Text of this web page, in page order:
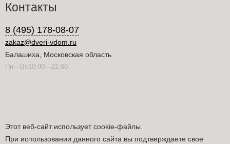
Контакты
8 (495) 178-08-07
zakaz@dveri-vdom.ru
Балашиха, Московская область
Пн—Вс10:00—21:00
Этот веб-сайт использует cookie-файлы.
При использовании данного сайта вы подтверждаете свое